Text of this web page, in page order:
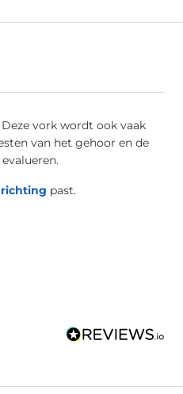
vork wordt ook vaak
van het gehoor en de
past.